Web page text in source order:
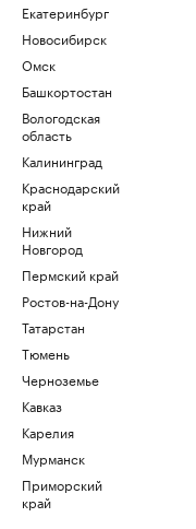
Екатеринбург
Новосибирск
Омск
Башкортостан
Вологодская
область
Калининград
Краснодарский
край
Нижний
Новгород
Пермский край
Ростов-на-Дону
Татарстан
Тюмень
Черноземье
Кавказ
Карелия
Мурманск
Приморский
край